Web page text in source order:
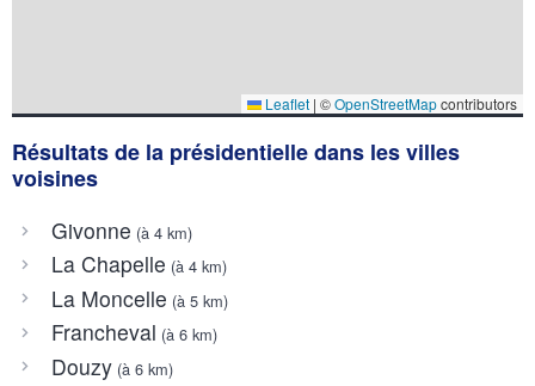
Leaflet | ©OpenStreetMapcontributors
Résultats de la présidentielle dans les villes
voisines
Givonne (à 4 km)
La Chapelle (à 4 km)
La Moncelle (à 5 km)
Francheval (à 6 km)
Douzy(à 6 km)